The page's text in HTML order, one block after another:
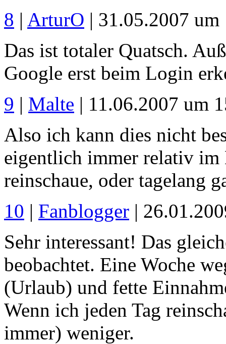
8 | ArturO | 31.05.2007 um
Das ist totaler Quatsch.
Google erst beim Login
9 | Malte | 11.06.2007 um
Also ich kann dies nicht
eigentlich immer relativ
reinschaue, oder tagelang
10 | Fanblogger |
Sehr interessant! Das
beobachtet. Eine Woche
(Urlaub) und fette
Wenn ich jeden Tag
immer) weniger.